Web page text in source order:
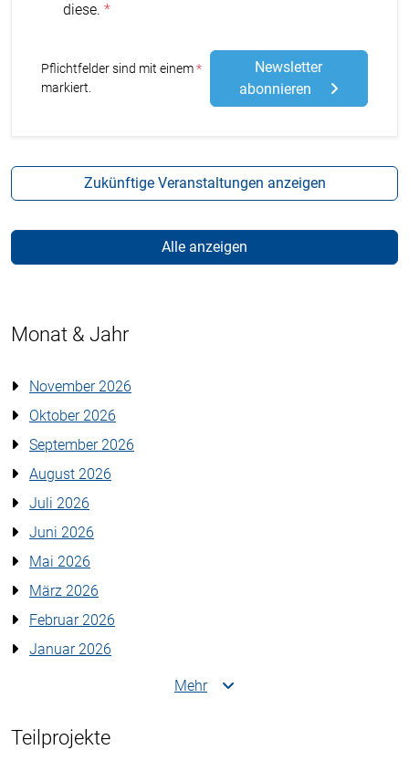
diese.
Pflichtfelder sind mit einem Stern
markiert.
Newsletter
abonnieren
Zukünftige Veranstaltungen anzeigen
Alle anzeigen
Monat & Jahr
November 2026
Oktober 2026
September 2026
August 2026
Juli 2026
Juni 2026
Mai 2026
März 2026
Februar 2026
Januar 2026
Mehr
Teilprojekte